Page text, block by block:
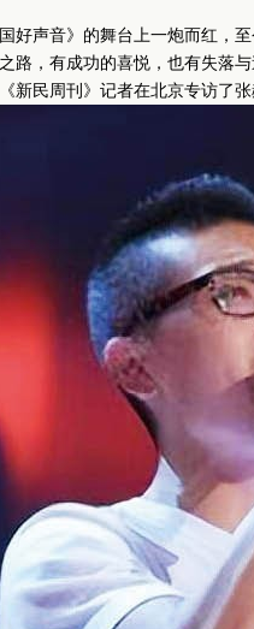
声音》的舞台上一炮而红，至
路，有成功的喜悦，也有失落与
民周刊》记者在北京专访了张